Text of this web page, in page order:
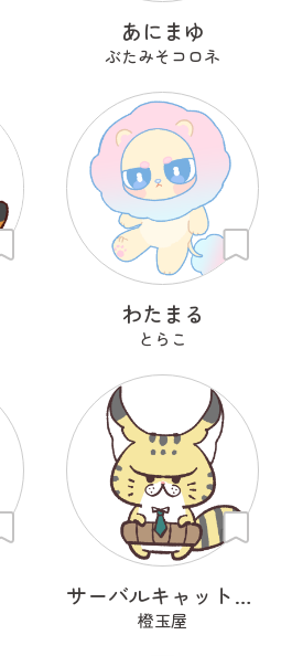
あにまゆ
ぶたみそコロネ
わたまる
とらこ
サーバルキャット課長
橙玉屋